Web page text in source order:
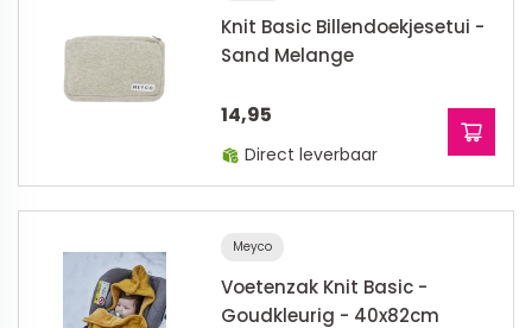
Knit Basic Billendoekjesetui -
Sand Melange
14,95
Direct leverbaar
Meyco
Voetenzak Knit Basic -
Goudkleurig - 40x82cm